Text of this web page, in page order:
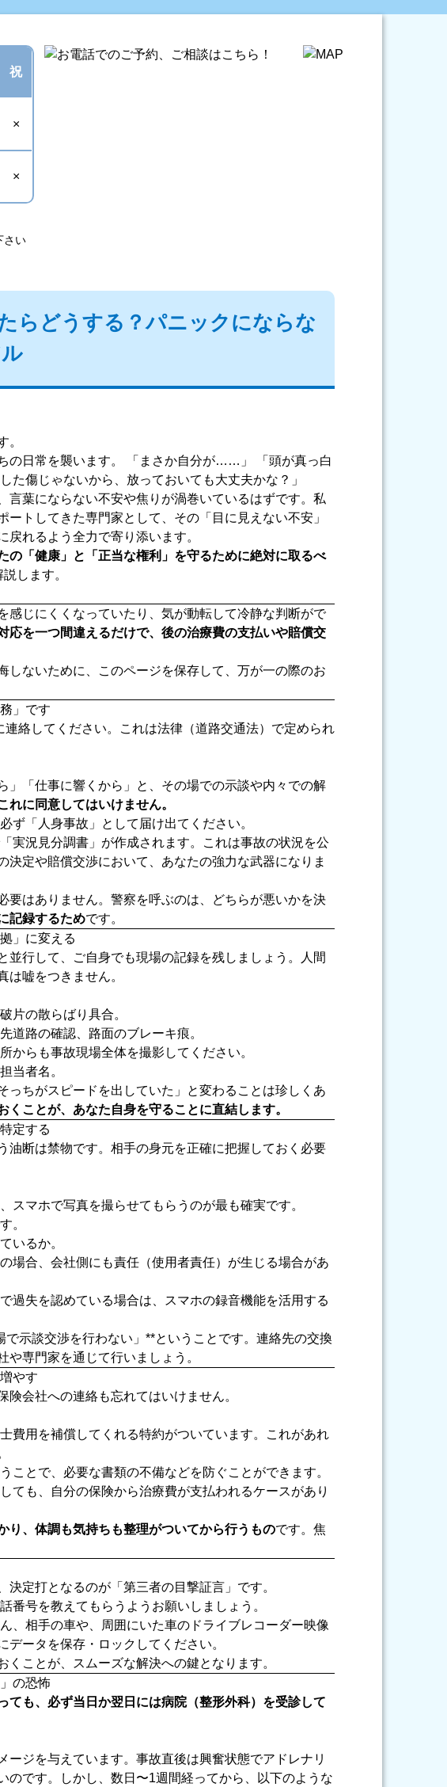
祝
×
×
さい
らどうする？パニックにならな
。
の日常を襲います。 「まさか自分が……」 「頭が真っ白
た傷じゃないから、放っておいても大丈夫かな？」
言葉にならない不安や焦りが渦巻いているはずです。私
トしてきた専門家として、その「目に見えない不安」
れるよう全力で寄り添います。
の「健康」と「正当な権利」を守るために絶対に取るべ
します。
感じにくくなっていたり、気が動転して冷静な判断がで
応を一つ間違えるだけで、後の治療費の支払いや賠償交
ないために、このページを保存して、万が一の際のお
」です
絡してください。これは法律（道路交通法）で定められ
」「仕事に響くから」と、その場での示談や内々での解
れに同意してはいけません。
ず「人身事故」として届け出てください。
実況見分調書」が作成されます。これは事故の状況を公
定や賠償交渉において、あなたの強力な武器になりま
要はありません。警察を呼ぶのは、どちらが悪いかを決
記録するためです。
」に変える
行して、ご自身でも現場の記録を残しましょう。人間
嘘をつきません。
片の散らばり具合。
道路の確認、路面のブレーキ痕。
からも事故現場全体を撮影してください。
当者名。
っちがスピードを出していた」と変わることは珍しくあ
ことが、あなた自身を守ることに直結します。
定する
油断は禁物です。相手の身元を正確に把握しておく必要
スマホで写真を撮らせてもらうのが最も確実です。
。
いるか。
場合、会社側にも責任（使用者責任）が生じる場合があ
過失を認めている場合は、スマホの録音機能を活用する
示談交渉を行わない」**ということです。連絡先の交換
専門家を通じて行いましょう。
やす
会社への連絡も忘れてはいけません。
費用を補償してくれる特約がついています。これがあれ
ことで、必要な書類の不備などを防ぐことができます。
ても、自分の保険から治療費が支払われるケースがあり
り、体調も気持ちも整理がついてから行うものです。焦
定打となるのが「第三者の目撃証言」です。
番号を教えてもらうようお願いしましょう。
、相手の車や、周囲にいた車のドライブレコーダー映像
ータを保存・ロックしてください。
ことが、スムーズな解決への鍵となります。
の恐怖
ても、必ず当日か翌日には病院（整形外科）を受診して
ジを与えています。事故直後は興奮状態でアドレナリ
のです。しかし、数日〜1週間経ってから、以下のような